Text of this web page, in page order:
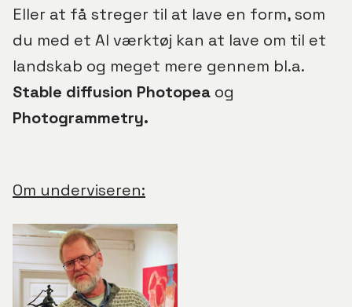
Eller at få streger til at lave en form, som
du med et AI værktøj kan at lave om til et
landskab og meget mere gennem bl.a.
Stable diffusion Photopea og
Photogrammetry.
Om underviseren: